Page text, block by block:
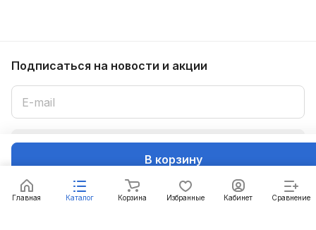
В корзину
Главная Каталог Корзина Избранные Кабинет Сравнение
Подписаться на новости и акции
Подписаться
Интернет-магазин